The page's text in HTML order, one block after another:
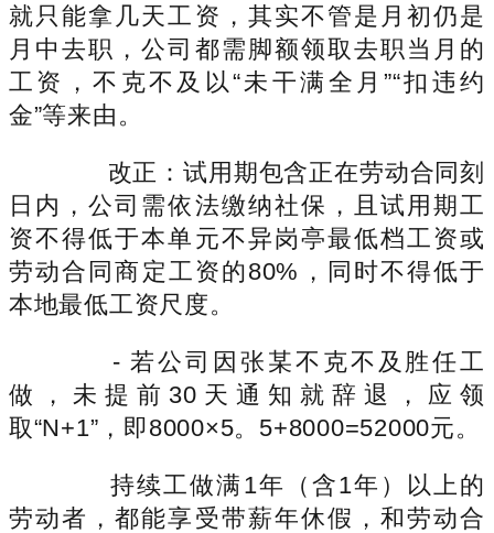
就只能拿几天工资，其实不管是月初仍是
月中去职，公司都需脚额领取去职当月的
工资，不克不及以“未干满全月”“扣违约
金”等来由。
改正：试用期包含正在劳动合同刻
日内，公司需依法缴纳社保，且试用期工
资不得低于本单元不异岗亭最低档工资或
劳动合同商定工资的80%，同时不得低于
本地最低工资尺度。
- 若公司因张某不克不及胜任工
做，未提前30天通知就辞退，应领
取“N+1”，即8000×5。5+8000=52000元。
持续工做满1年（含1年）以上的
劳动者，都能享受带薪年休假，和劳动合